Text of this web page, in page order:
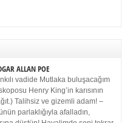
ALLAN POE
vadide Mutlaka buluşacağım
Henry King’in karısının
Talihsiz ve gizemli adam! –
parlaklığıyla afalladın,